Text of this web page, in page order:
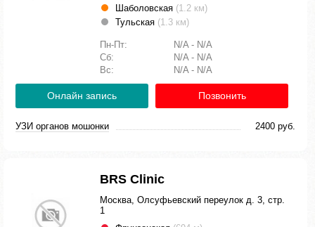
Шаболовская (1.2 км)
Тульская (1.3 км)
Пн-Пт:
N/A - N/A
Сб:
N/A - N/A
Вс:
N/A - N/A
Онлайн запись Позвонить
УЗИ органов мошонки 2400 руб.
BRS Clinic
Москва, Олсуфьевский переулок д. 3, стр.
1